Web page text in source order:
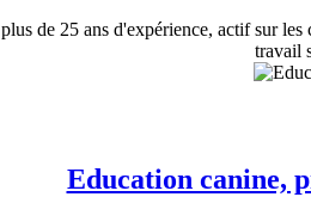
de 25 ans d'expérience, actif sur
travail
Education canine,